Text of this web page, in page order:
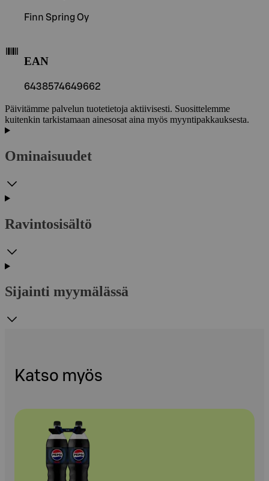
Finn Spring Oy
EAN
6438574649662
Päivitämme palvelun tuotetietoja aktiivisesti. Suosittelemme
kuitenkin tarkistamaan ainesosat aina myös myyntipakkauksesta.
Ominaisuudet
Ravintosisältö
Sijainti myymälässä
Katso myös